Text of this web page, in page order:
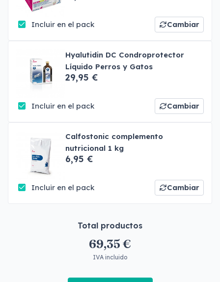
Incluir en el pack Cambiar
Hyalutidin DC Condroprotector
Líquido Perros y Gatos
29,95 €
Incluir en el pack Cambiar
Calfostonic complemento
nutricional 1 kg
6,95 €
Incluir en el pack Cambiar
Total productos
69,35 €
IVA incluido